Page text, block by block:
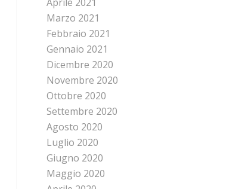
Marzo 2021
Febbraio 2021
Gennaio 2021
Dicembre 2020
Novembre 2020
Ottobre 2020
Settembre 2020
Agosto 2020
Luglio 2020
Giugno 2020
Maggio 2020